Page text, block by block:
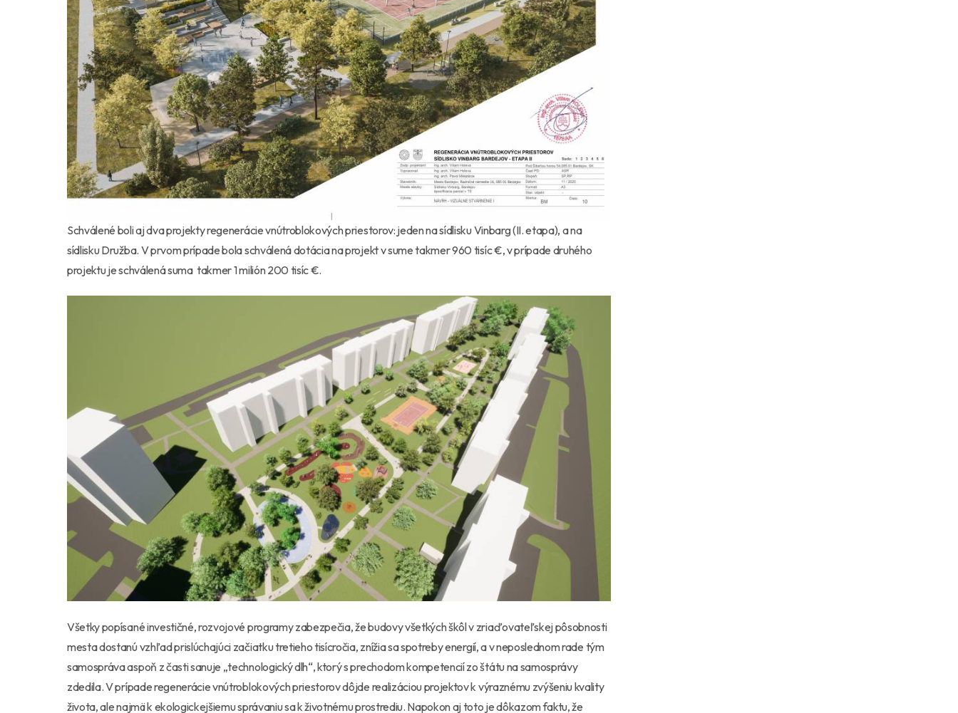
Schválené boli aj dva projekty regenerácie vnútroblokových priestorov: jeden na sídlisku Vinbarg (II. etapa), a na
sídlisku Družba. V prvom prípade bola schválená dotácia na projekt v sume takmer 960 tisíc €, v prípade druhého
projektu je schválená suma takmer 1 milión 200 tisíc €.
Všetky popísané investičné, rozvojové programy zabezpečia, že budovy všetkých škôl v zriaďovateľskej pôsobnosti
mesta dostanú vzhľad prislúchajúci začiatku tretieho tisícročia, znížia sa spotreby energií, a v neposlednom rade tým
samospráva aspoň z časti sanuje „technologický dlh“, ktorý s prechodom kompetencií zo štátu na samosprávy
zdedila. V prípade regenerácie vnútroblokových priestorov dôjde realizáciou projektov k výraznému zvýšeniu kvality
života, ale najmä k ekologickejšiemu správaniu sa k životnému prostrediu. Napokon aj toto je dôkazom faktu, že